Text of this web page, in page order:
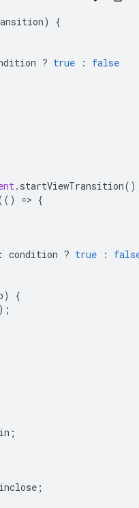
)
{
? true :
false
. startViewTransition
=> {
: condition ? true :
)
{
;
;